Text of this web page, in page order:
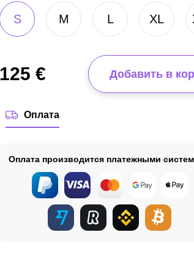
S M L XL
125 € Добавить в
Оплата
Оплата производится платежными